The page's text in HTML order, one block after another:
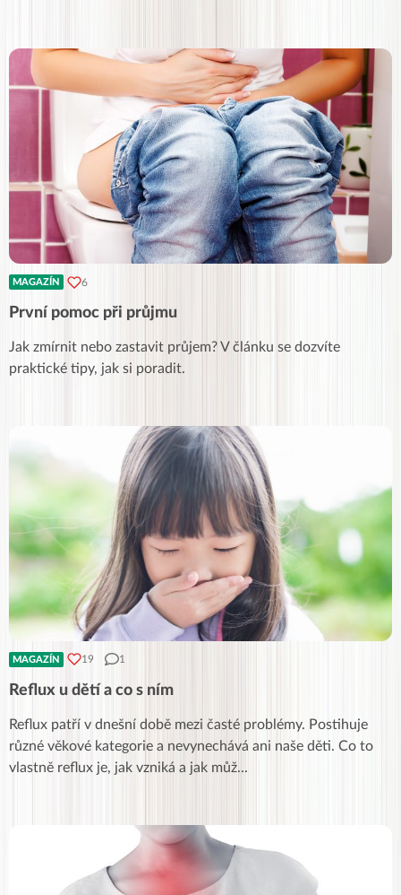
MAGAZÍN 6
První pomoc při průjmu
Jak zmírnit nebo zastavit průjem? V článku se dozvíte
praktické tipy, jak si poradit.
MAGAZÍN 19 1
Reflux u dětí a co s ním
Reflux patří v dnešní době mezi časté problémy. Postihuje
různé věkové kategorie a nevynechává ani naše děti. Co to
vlastně reflux je, jak vzniká a jak můž...